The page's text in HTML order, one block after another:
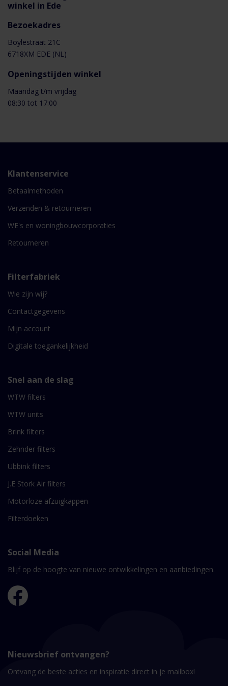
winkel in Ede
Bezoekadres
Boylestraat 21C
6718XM EDE (NL)
Openingstijden winkel
Maandag t/m vrijdag
08:30 tot 17:00
Klantenservice
Betaalmethoden
Verzenden & retourneren
WE's en woningbouwcorporaties
Retourneren
Filterfabriek
Wie zijn wij?
Contactgegevens
Mijn account
Digitale toegankelijkheid
Snel aan de slag
WTW filters
WTW units
Brink filters
Zehnder filters
Ubbink filters
J.E Stork Air filters
Motorloze afzuigkappen
Filterdoeken
Social Media
Blijf op de hoogte van nieuwe ontwikkelingen en aanbiedingen.
Nieuwsbrief ontvangen?
Ontvang de beste acties en inspiratie direct in je mailbox!